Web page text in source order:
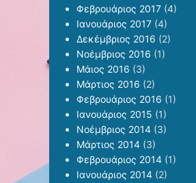
Φεβρουάριος 2017 (4)
Ιανουάριος 2017 (4)
Δεκέμβριος 2016 (2)
Νοέμβριος 2016 (1)
Μάιος 2016 (3)
Μάρτιος 2016 (2)
Φεβρουάριος 2016 (1)
Ιανουάριος 2015 (1)
Νοέμβριος 2014 (3)
Μάρτιος 2014 (3)
Φεβρουάριος 2014 (1)
Ιανουάριος 2014 (2)